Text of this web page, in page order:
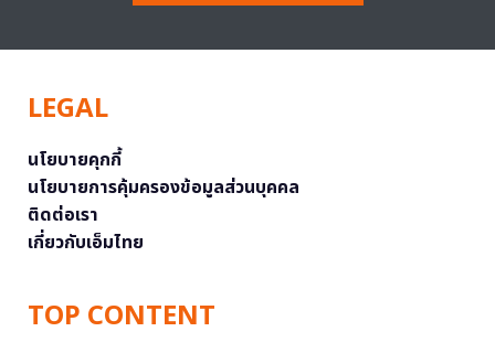
LEGAL
นโยบายคุกกี้
นโยบายการคุ้มครองข้อมูลส่วนบุคคล
ติดต่อเรา
เกี่ยวกับเอ็มไทย
TOP CONTENT